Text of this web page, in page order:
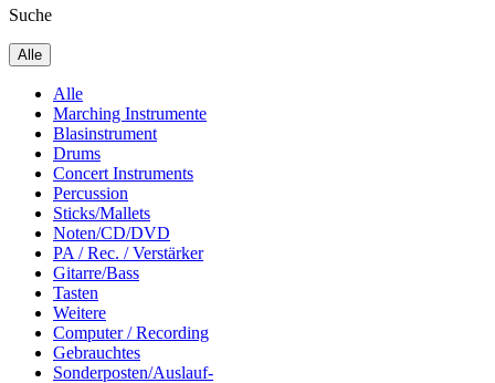
Suche
Alle
Alle
Marching Instrumente
Blasinstrument
Drums
Concert Instruments
Percussion
Sticks/Mallets
Noten/CD/DVD
PA / Rec. / Verstärker
Gitarre/Bass
Tasten
Weitere
Computer / Recording
Gebrauchtes
Sonderposten/Auslauf-